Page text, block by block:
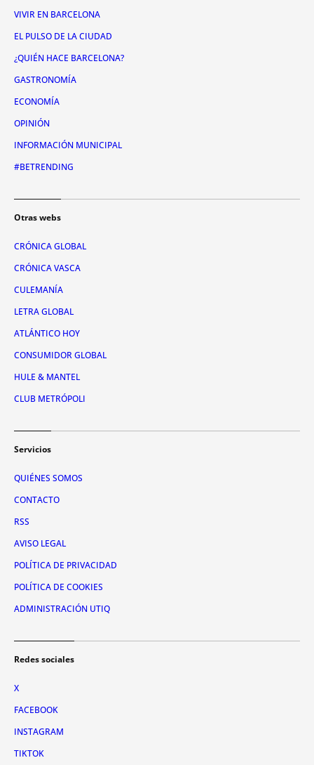
VIVIR EN BARCELONA
EL PULSO DE LA CIUDAD
¿QUIÉN HACE BARCELONA?
GASTRONOMÍA
ECONOMÍA
OPINIÓN
INFORMACIÓN MUNICIPAL
#BETRENDING
Otras webs
CRÓNICA GLOBAL
CRÓNICA VASCA
CULEMANÍA
LETRA GLOBAL
ATLÁNTICO HOY
CONSUMIDOR GLOBAL
HULE & MANTEL
CLUB METRÓPOLI
Servicios
QUIÉNES SOMOS
CONTACTO
RSS
AVISO LEGAL
POLÍTICA DE PRIVACIDAD
POLÍTICA DE COOKIES
ADMINISTRACIÓN UTIQ
Redes sociales
X
FACEBOOK
INSTAGRAM
TIKTOK